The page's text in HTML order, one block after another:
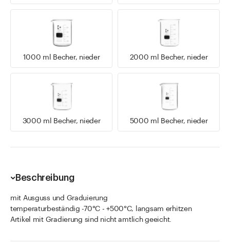
1000 ml Becher, nieder 2000 ml Becher, nieder
3000 ml Becher, nieder 5000 ml Becher, nieder
Beschreibung
mit Ausguss und Graduierung
temperaturbeständig -70°C - +500°C, langsam erhitzen
Artikel mit Gradierung sind nicht amtlich geeicht.